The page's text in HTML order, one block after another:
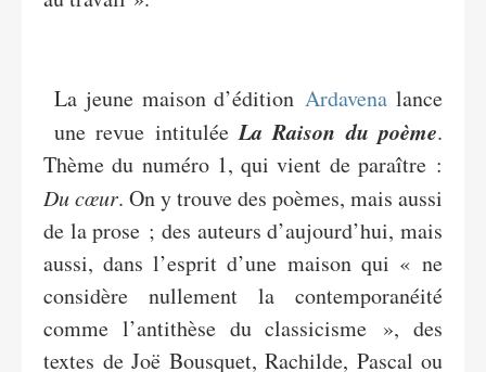
La jeune maison d’éditionArdavena lance
une revue intituléeLa Raison du poème.
Thème du numéro 1, qui vient de paraître :
Du cœur. On y trouve des poèmes, mais aussi
de la prose ; des auteurs d’aujourd’hui, mais
aussi, dans l’esprit d’une maison qui « ne
considère nullement la contemporanéité
comme l’antithèse du classicisme », des
textes de Joë Bousquet, Rachilde, Pascal ou